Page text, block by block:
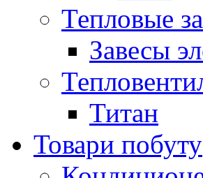
Тепловые
Завесы
Титан
Товари побуту